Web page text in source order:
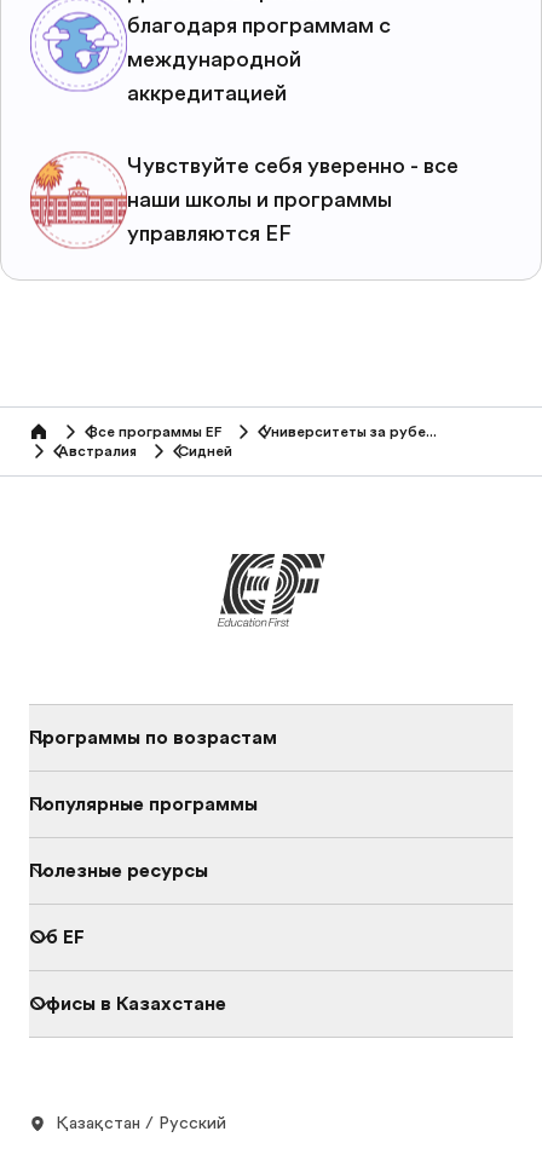
благодаря программам с
международной
аккредитацией
Чувствуйте себя уверенно - все
наши школы и программы
управляются EF
home Все программы EF
Университеты за рубежом
Австралия
Сидней
Программы по возрастам
Популярные программы
Полезные ресурсы
Об EF
Офисы в Казахстане
Қазақстан / Русский